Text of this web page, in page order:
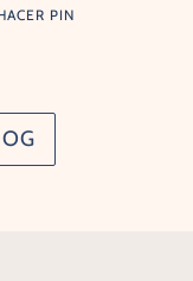
PINPINEAR
EN